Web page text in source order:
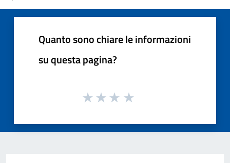
Quanto sono chiare le informazioni
su questa pagina?